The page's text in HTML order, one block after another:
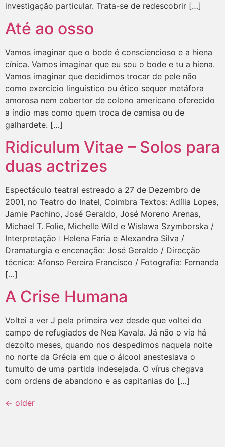
investigação particular. Trata-se de redescobrir […]
Até ao osso
Vamos imaginar que o bode é consciencioso e a hiena
cínica. Vamos imaginar que eu sou o bode e tu a hiena.
Vamos imaginar que decidimos trocar de pele não
como exercício linguístico ou ético sequer metáfora
amorosa nem cobertor de colono americano oferecido
a índio mas como quem troca de camisa ou de
galhardete. […]
Ridiculum Vitae – Solos para
duas actrizes
Espectáculo teatral estreado a 27 de Dezembro de
2001, no Teatro do Inatel, Coimbra Textos: Adília Lopes,
Jamie Pachino, José Geraldo, José Moreno Arenas,
Michael T. Folie, Michelle Wild e Wislawa Szymborska /
Interpretação : Helena Faria e Alexandra Silva /
Dramaturgia e encenação: José Geraldo / Direcção
técnica: Afonso Pereira Francisco / Fotografia: Fernanda
[…]
A Crise Humana
Voltei a ver J pela primeira vez desde que voltei do
campo de refugiados de Nea Kavala. Já não o via há
dezoito meses, quando nos despedimos naquela noite
no norte da Grécia em que o álcool anestesiava o
tumulto de uma partida indesejada. O vírus chegava
com ordens de abandono e as capitanias do […]
← older